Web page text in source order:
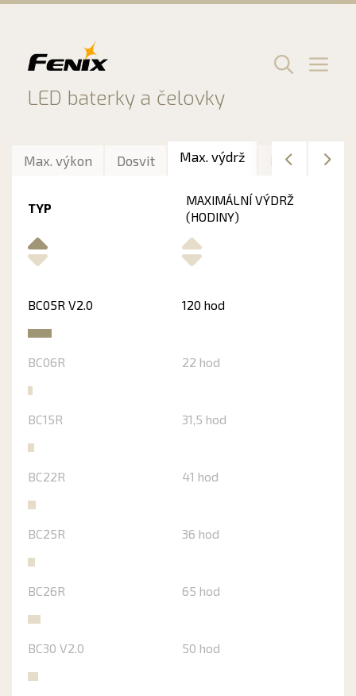
LED baterky a čelovky
Menu
Max. výkon Dosvit Max. výdrž Délka
TYP
MAXIMÁLNÍ VÝDRŽ
(HODINY)
BC05R V2.0 120 hod
BC06R 22 hod
BC15R 31,5 hod
BC22R 41 hod
BC25R 36 hod
BC26R 65 hod
BC30 V2.0 50 hod